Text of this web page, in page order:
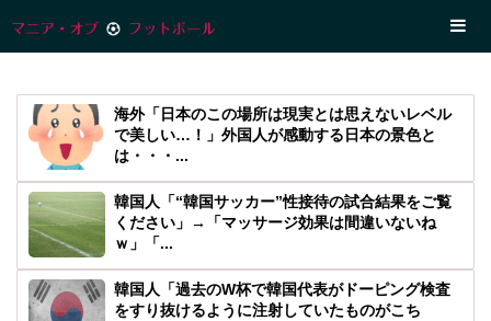
海外「日本のこの場所は現実とは思えないレベル
で美しい…！」外国人が感動する日本の景色と
は・・・...
韓国人「“韓国サッカー”性接待の試合結果をご覧
ください」→「マッサージ効果は間違いないね
ｗ」「...
韓国人「過去のW杯で韓国代表がドーピング検査
をすり抜けるように注射していたものがこち